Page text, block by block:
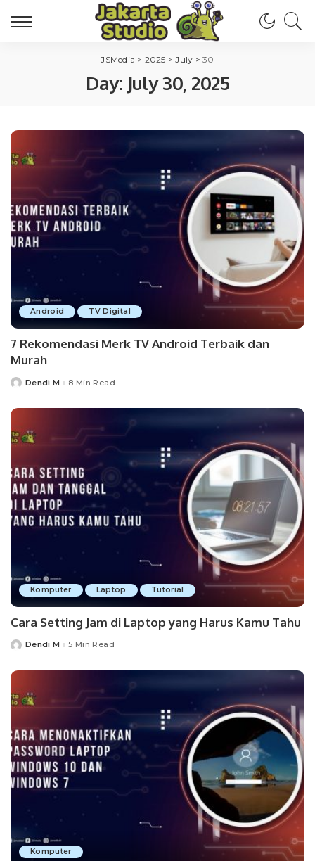
JSMedia > 2025 >July >30
Day: July 30, 2025
Android TV Digital
7 Rekomendasi Merk TV Android Terbaik dan
Murah
PostedDendi M 8 Min Read
Komputer Laptop Tutorial
Cara Setting Jam di Laptop yang Harus Kamu Tahu
PostedDendi M 5 Min Read
Komputer